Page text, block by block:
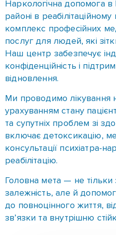
відновлення.
Ми проводимо лікування
урахуванням стану
та супутніх проблем зі
включає детоксикацію,
консультації психіатра-
Головна мета — не тільки
залежність, але й
до повноцінного життя,
зв’язки та внутрішню